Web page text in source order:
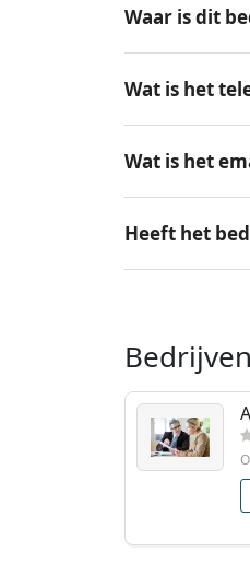
Waar is dit
Wat is het
Wat is het
Heeft het